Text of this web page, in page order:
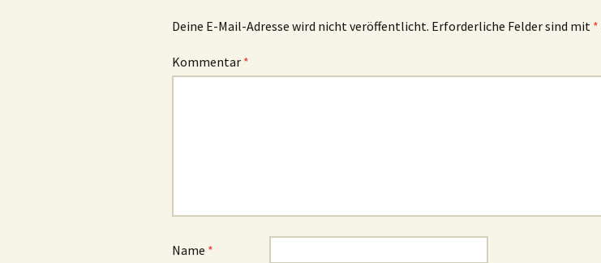
Deine E-Mail-Adresse wird nicht veröffentlicht. Erforderliche Felder sind mit *
Kommentar *
Name *